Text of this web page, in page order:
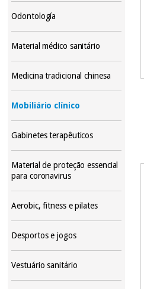
Odontología
Material médico sanitário
Medicina tradicional chinesa
Mobiliário clínico
Gabinetes terapêuticos
Material de proteção essencial
para coronavirus
Aerobic, fitness e pilates
Desportos e jogos
Vestuário sanitário